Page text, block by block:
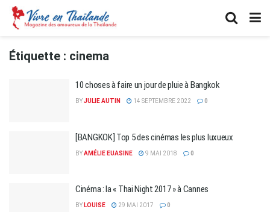
Étiquette : cinema
10 choses à faire un jour de pluie à Bangkok
BYJULIE AUTIN 14 SEPTEMBRE 2022 0
[BANGKOK] Top 5 des cinémas les plus luxueux
BYAMÉLIE EUASINE 9 MAI 2018 0
Cinéma : la « Thai Night 2017 » à Cannes
BY LOUISE 29 MAI 2017 0